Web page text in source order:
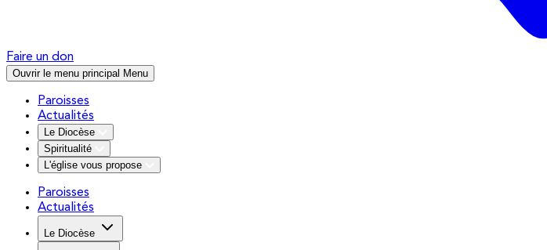
Faire un don
Ouvrir le menu principal Menu
Paroisses
Actualités
Le Diocèse
Spiritualité
L'église vous propose
Paroisses
Actualités
Le Diocèse